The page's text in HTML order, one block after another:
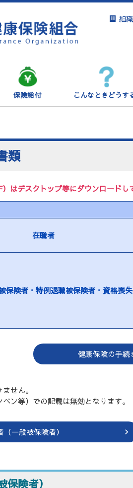
組
保険給付 こんなときどうす
類
はデスクトップ等にダウンロードし
在職者
保険者・ 特例退職被保険者・ 資格喪失
健康保険の手続
せん。
ン等）での記載は無効となります。
（一般被保険者）
険者）